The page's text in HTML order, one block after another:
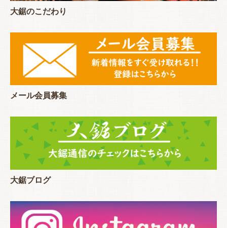
大鋸のこだわり
メール会員募集
大鋸ブログ